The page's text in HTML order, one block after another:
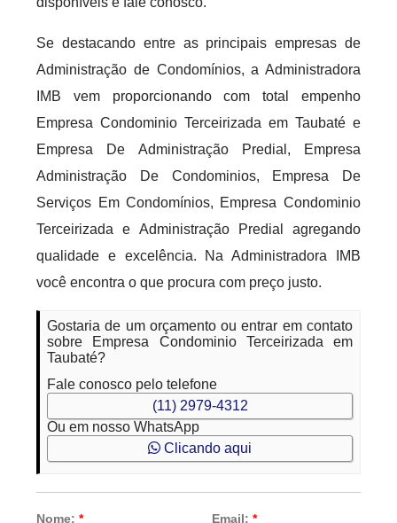
Se destacando entre as principais empresas de
Administração de Condomínios, a Administradora
IMB vem proporcionando com total empenho
Empresa Condominio Terceirizada em Taubaté e
Empresa De Administração Predial, Empresa
Administração De Condominios, Empresa De
Serviços Em Condomínios, Empresa Condominio
Terceirizada e Administração Predial agregando
qualidade e excelência. Na Administradora IMB
você encontra o que procura com preço justo.
Gostaria de um orçamento ou entrar em contato
sobre Empresa Condominio Terceirizada em
Taubaté?
Fale conosco pelo telefone
(11) 2979-4312
Ou em nosso WhatsApp
Clicando aqui
Nome:* Email: *